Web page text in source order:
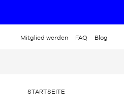
Mitglied werden FAQ Blog
SIE
STARTSEITE